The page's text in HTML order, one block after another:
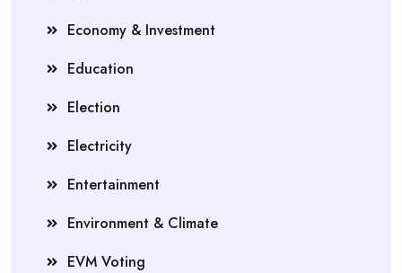
Economy & Investment
Education
Election
Electricity
Entertainment
Environment & Climate
EVM Voting